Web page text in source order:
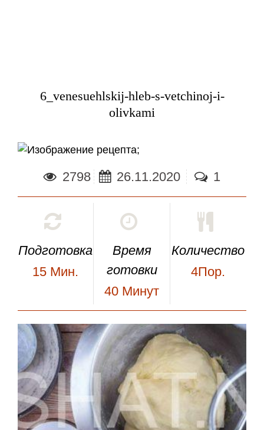
6_venesuehlskij-hleb-s-vetchinoj-i-
olivkami
;
2798 26.11.2020 1
Подготовка
15 Мин.
Время
готовки
40 Минут
Количество
4Пор.